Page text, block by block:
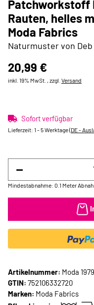
Patchworkstoff
Rauten, helles
Moda Fabrics
Naturmuster von
20,99 €
inkl. 19% MwSt. , zzgl. Versand
Sofort verfügbar
Lieferzeit: 1 - 5 Werktage(DE -
Mindestabnahme: 0.1 Meter
Artikelnummer: Moda
GTIN: 752106332720
Marken: Moda Fabrics